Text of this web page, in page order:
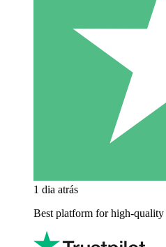
1 dia atrás
Best platform for high-quality